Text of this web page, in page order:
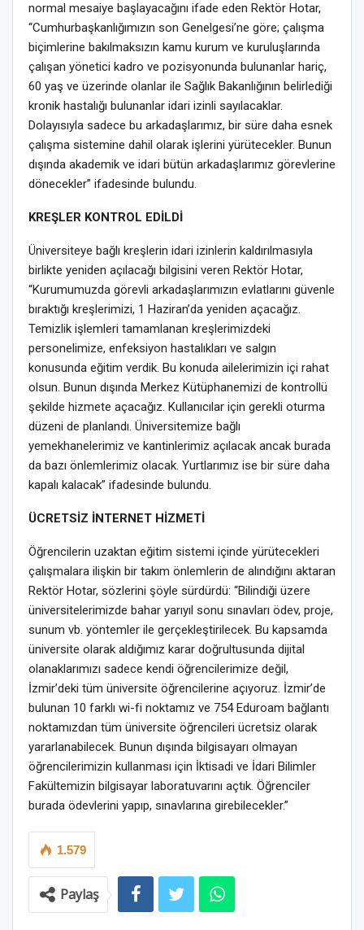
normal mesaiye başlayacağını ifade eden Rektör Hotar,
“Cumhurbaşkanlığımızın son Genelgesi’ne göre; çalışma
biçimlerine bakılmaksızın kamu kurum ve kuruluşlarında
çalışan yönetici kadro ve pozisyonunda bulunanlar hariç,
60 yaş ve üzerinde olanlar ile Sağlık Bakanlığının belirlediği
kronik hastalığı bulunanlar idari izinli sayılacaklar.
Dolayısıyla sadece bu arkadaşlarımız, bir süre daha esnek
çalışma sistemine dahil olarak işlerini yürütecekler. Bunun
dışında akademik ve idari bütün arkadaşlarımız görevlerine
dönecekler” ifadesinde bulundu.
KREŞLER KONTROL EDİLDİ
Üniversiteye bağlı kreşlerin idari izinlerin kaldırılmasıyla
birlikte yeniden açılacağı bilgisini veren Rektör Hotar,
“Kurumumuzda görevli arkadaşlarımızın evlatlarını güvenle
bıraktığı kreşlerimizi, 1 Haziran’da yeniden açacağız.
Temizlik işlemleri tamamlanan kreşlerimizdeki
personelimize, enfeksiyon hastalıkları ve salgın
konusunda eğitim verdik. Bu konuda ailelerimizin içi rahat
olsun. Bunun dışında Merkez Kütüphanemizi de kontrollü
şekilde hizmete açacağız. Kullanıcılar için gerekli oturma
düzeni de planlandı. Üniversitemize bağlı
yemekhanelerimiz ve kantinlerimiz açılacak ancak burada
da bazı önlemlerimiz olacak. Yurtlarımız ise bir süre daha
kapalı kalacak” ifadesinde bulundu.
ÜCRETSİZ İNTERNET HİZMETİ
Öğrencilerin uzaktan eğitim sistemi içinde yürütecekleri
çalışmalara ilişkin bir takım önlemlerin de alındığını aktaran
Rektör Hotar, sözlerini şöyle sürdürdü: “Bilindiği üzere
üniversitelerimizde bahar yarıyıl sonu sınavları ödev, proje,
sunum vb. yöntemler ile gerçekleştirilecek. Bu kapsamda
üniversite olarak aldığımız karar doğrultusunda dijital
olanaklarımızı sadece kendi öğrencilerimize değil,
İzmir’deki tüm üniversite öğrencilerine açıyoruz. İzmir’de
bulunan 10 farklı wi-fi noktamız ve 754 Eduroam bağlantı
noktamızdan tüm üniversite öğrencileri ücretsiz olarak
yararlanabilecek. Bunun dışında bilgisayarı olmayan
öğrencilerimizin kullanması için İktisadi ve İdari Bilimler
Fakültemizin bilgisayar laboratuvarını açtık. Öğrenciler
burada ödevlerini yapıp, sınavlarına girebilecekler.”
1.579
Paylaş